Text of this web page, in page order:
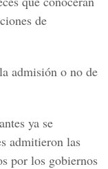
de
admisión o no de
ya se
admitieron las
por los gobiernos